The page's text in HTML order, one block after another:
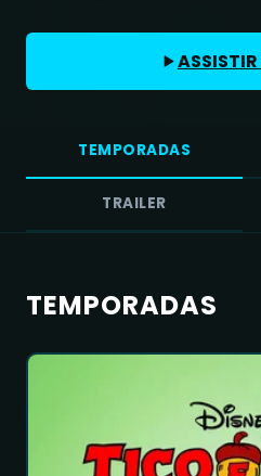
TEMPORADAS
TRAILER
TEMPORADAS